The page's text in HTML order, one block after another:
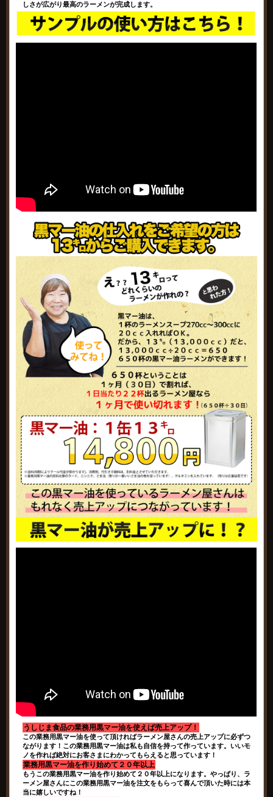
しさが広がり最高のラーメンが完成します。
うしじま食品の業務用黒マー油を使えば売上アップ！
この業務用黒マー油を使って頂ければラーメン屋さんの売上アップに必ずつ
ながります！この業務用黒マー油は私も自信を持って作っています。いいモ
ノを作れば絶対にお客さまにわかってもらえると思っています！
業務用黒マー油を作り始めて２０年以上
もうこの業務用黒マー油を作り始めて２０年以上になります。やっぱり、ラ
ーメン屋さんにこの業務用黒マー油を注文をもらって喜んで頂いた時には本
当に嬉しいですね！